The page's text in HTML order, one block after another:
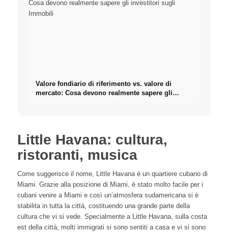
Valore fondiario di riferimento vs. valore di
mercato: Cosa devono realmente sapere gli
Little Havana: cultura,
ristoranti, musica
Come suggerisce il nome, Little Havana è un quartiere cubano di
Miami. Grazie alla posizione di Miami, è stato molto facile per i
cubani venire a Miami e così un’atmosfera sudamericana si è
stabilita in tutta la città, costituendo una grande parte della
cultura che vi si vede. Specialmente a Little Havana, sulla costa
est della città, molti immigrati si sono sentiti a casa e vi si sono